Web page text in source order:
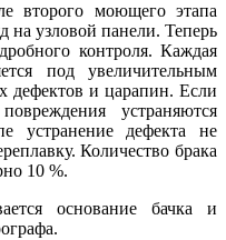
второго моющего этапа
на узловой панели. Теперь
контроля. Каждая
под увеличительным
дефектов и царапин. Если
устраняются
устранение дефекта не
Количество брака
10 %.
основание бачка и